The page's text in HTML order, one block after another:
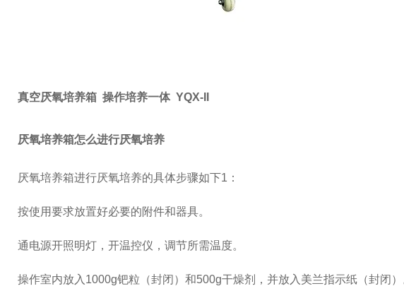
真空厌氧培养箱 操作培养一体 YQX-II
厌氧培养箱怎么进行厌氧培养
厌氧培养箱进行厌氧培养的具体步骤如下1：
按使用要求放置好必要的附件和器具。
通电源开照明灯，开温控仪，调节所需温度。
操作室内放入1000g钯粒（封闭）和500g干燥剂，并放入美兰指示纸（封闭）